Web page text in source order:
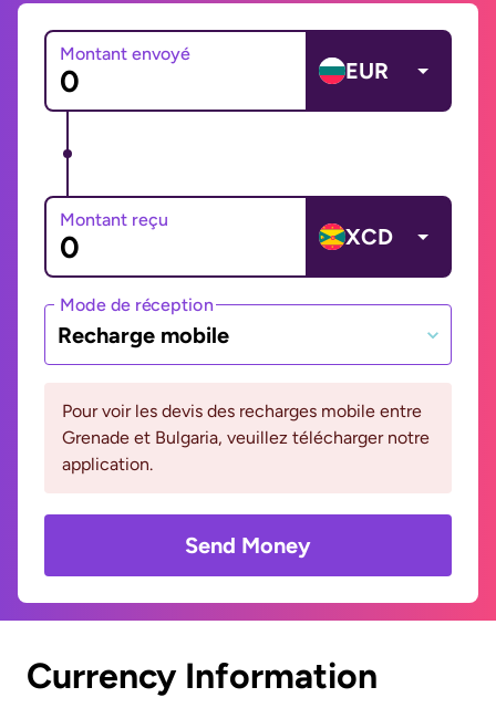
Montant envoyé
EUR
Montant reçu
XCD
Mode de réception
Recharge mobile
Pour voir les devis des recharges mobile entre
Grenade et Bulgaria, veuillez télécharger notre
application.
Send Money
Currency Information